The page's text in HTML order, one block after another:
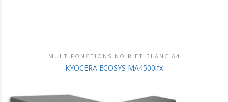
DÉCOUVRIR CE PRODUIT
MULTIFONCTIONS NOIR ET BLANC A4
KYOCERA ECOSYS MA4500ifx